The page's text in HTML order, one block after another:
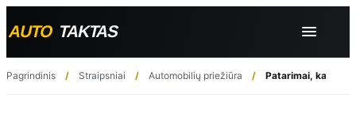
Pagrindinis Straipsniai Automobilių priežiūra Patarimai, kaip